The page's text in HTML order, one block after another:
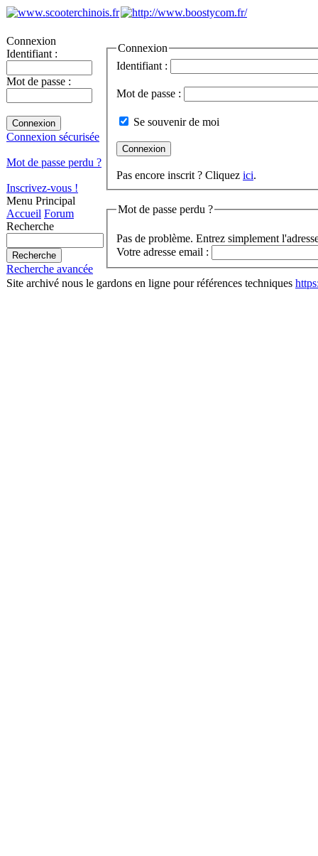
Connexion
Identifiant :
Mot de passe :
Connexion sécurisée
Mot de passe perdu ?
Inscrivez-vous !
Menu Principal
Accueil Forum
Recherche
Recherche avancée
Connexion
Identifiant :
Mot de passe :
Se souvenir de moi
Pas encore inscrit ? Cliquez ici.
Mot de passe perdu ?
Pas de problème. Entrez simplement
Votre adresse email :
Site archivé nous le gardons en ligne pour références techniques